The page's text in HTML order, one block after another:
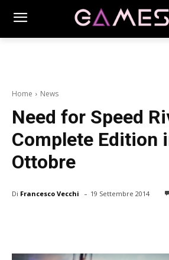
Home News
Need for Speed
Complete Edition
Ottobre
Di Francesco Vecchi - 19 Settembre 2014